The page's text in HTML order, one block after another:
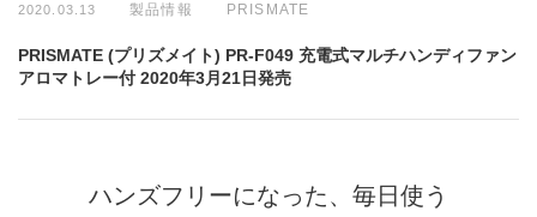
2020.03.13 製品情報 PRISMATE
PRISMATE (プリズメイト) PR-F049 充電式マルチハンディファン
アロマトレー付 2020年3月21日発売
ハンズフリーになった、毎日使う